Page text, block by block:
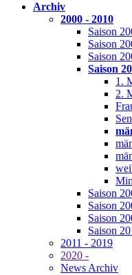
Archiv
2000 - 2010
Saison
Saison
Saison
Saison
1.
2.
Saison
Saison
Saison
Saison
2011 - 2019
2020 -
News Archiv